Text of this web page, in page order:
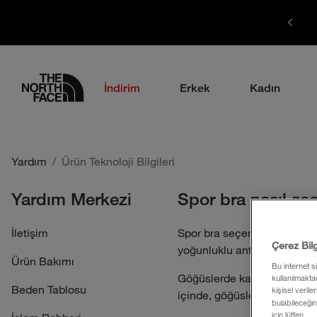
logoİndirim Erkek Kadın
Yardım Ürün Teknoloji Bilgileri
Yardım Merkezi
İletişim
Ürün Bakımı
Beden Tablosu
Spor bra nasıl
Spor bra seçerken,
yoğunluklu antrenmanlarda
Göğüslerde kas bulunmaz
içinde, göğüslerin ağırlığı
Çerez
Bu internet
kişisel
için lütfen